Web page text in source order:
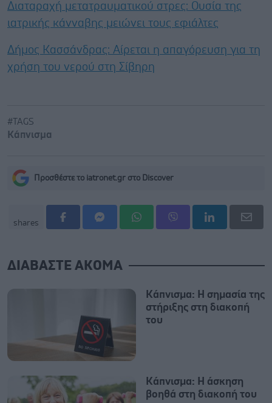
Διαταραχή μετατραυματικού στρες: Ουσία της
ιατρικής κάνναβης μειώνει τους εφιάλτες
Δήμος Κασσάνδρας: Αίρεται η απαγόρευση για τη
χρήση του νερού στη Σίβηρη
#TAGS
Κάπνισμα
Προσθέστε το iatronet.gr στο Discover
shares
ΔΙΑΒΑΣΤΕ ΑΚΟΜΑ
Κάπνισμα: Η σημασία της
στήριξης στη διακοπή
του
Κάπνισμα: Η άσκηση
βοηθά στη διακοπή του